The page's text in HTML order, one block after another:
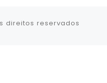
direitos reservados